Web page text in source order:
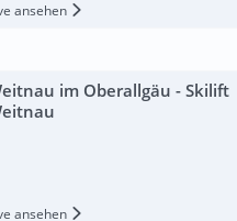
ansehen
im Oberallgäu - Skilift
ansehen